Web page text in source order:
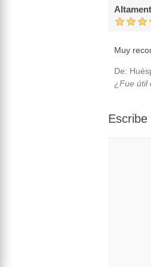
Muy
De:
¿Fue útil